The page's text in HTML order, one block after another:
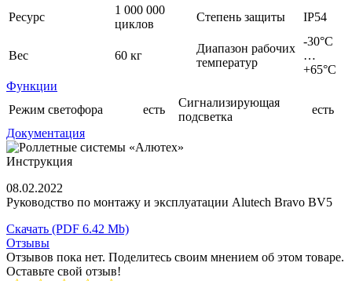
Ресурс
1 000 000
циклов
Степень защиты IP54
Вес 60 кг
Диапазон рабочих
температур
-30°С
…
+65°С
Функции
Режим светофора
есть
Сигнализирующая
подсветка
есть
Документация
Инструкция
08.02.2022
Руководство по монтажу и эксплуатации Alutech Bravo BV5
Скачать (PDF 6.42 Mb)
Отзывы
Отзывов пока нет. Поделитесь своим мнением об этом товаре.
Оставьте свой отзыв!